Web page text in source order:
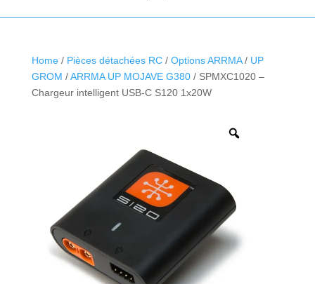
Home/ Pièces détachées RC/ Options ARRMA/ UP
GROM /ARRMA UP MOJAVE G380/ SPMXC1020 –
Chargeur intelligent USB-C S120 1x20W